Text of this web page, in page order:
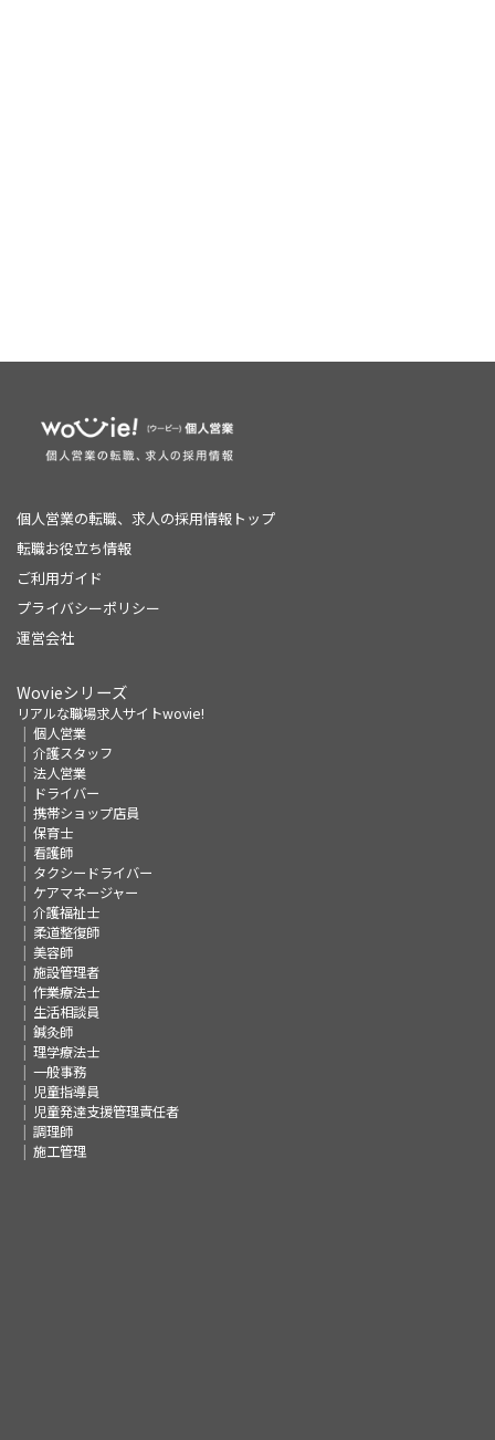
個人営業の転職、求人の採用情報トップ
転職お役立ち情報
ご利用ガイド
プライバシーポリシー
運営会社
Wovieシリーズ
リアルな職場求人サイトwovie!
個人営業
介護スタッフ
法人営業
ドライバー
携帯ショップ店員
保育士
看護師
タクシードライバー
ケアマネージャー
介護福祉士
柔道整復師
美容師
施設管理者
作業療法士
生活相談員
鍼灸師
理学療法士
一般事務
児童指導員
児童発達支援管理責任者
調理師
施工管理